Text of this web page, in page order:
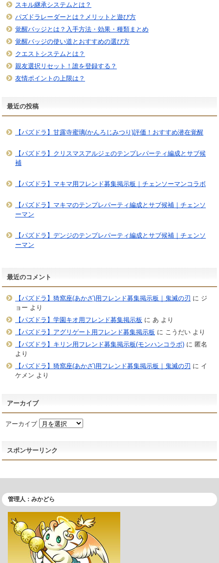
スキル継承システムとは？
パズドラレーダーとは？メリットと遊び方
覚醒バッジとは？入手方法・効果・種類まとめ
覚醒バッジの使い道とおすすめの選び方
クエストシステムとは？
親友選択リセット！誰を登録する？
友情ポイントの上限は？
最近の投稿
【パズドラ】甘露寺蜜璃(かんろじみつり)評価！おすすめ潜在覚醒
【パズドラ】クリスマスアルジェのテンプレパーティ編成とサブ候
補
【パズドラ】マキマ用フレンド募集掲示板｜チェンソーマンコラボ
【パズドラ】マキマのテンプレパーティ編成とサブ候補｜チェンソ
ーマン
【パズドラ】デンジのテンプレパーティ編成とサブ候補｜チェンソ
ーマン
最近のコメント
【パズドラ】猗窩座(あかざ)用フレンド募集掲示板｜鬼滅の刃 に ジ
ョー より
【パズドラ】学園キオ用フレンド募集掲示板 に あ より
【パズドラ】アグリゲート用フレンド募集掲示板 に こうだいより
【パズドラ】キリン用フレンド募集掲示板(モンハンコラボ)に 匿名
より
【パズドラ】猗窩座(あかざ)用フレンド募集掲示板｜鬼滅の刃 に イ
ケメン より
アーカイブ
アーカイブ
スポンサーリンク
管理人：みかどら